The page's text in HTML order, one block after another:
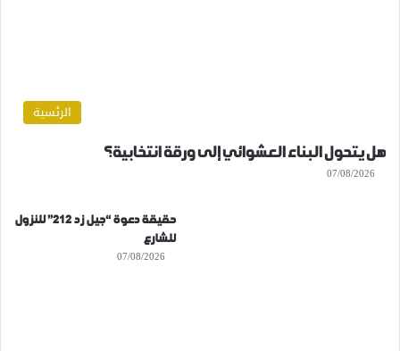
الرئسية
هل يتحول البناء العشوائي إلى ورقة انتخابية؟
07/08/2026
حقيقة دعوة “جيل زد 212” للنزول
للشارع
07/08/2026